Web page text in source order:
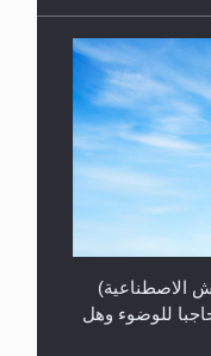
الاصطناعية)
حاجبا للوضوء وهل